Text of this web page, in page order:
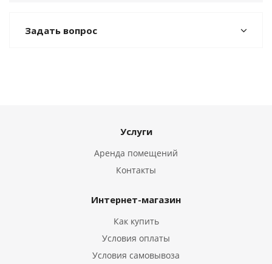
Задать вопрос
Услуги
Аренда помещений
Контакты
Интернет-магазин
Как купить
Условия оплаты
Условия самовывоза